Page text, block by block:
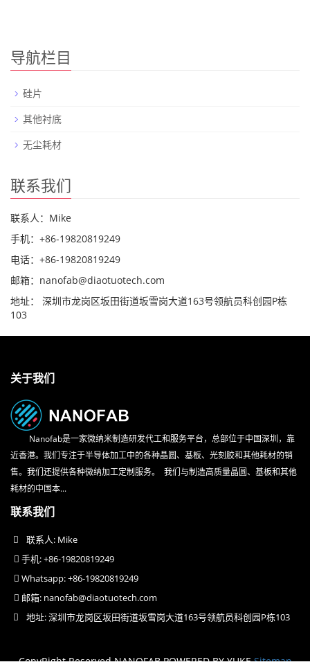
导航栏目
硅片
其他衬底
无尘耗材
联系我们
联系人：Mike
手机：+86-19820819249
电话：+86-19820819249
邮箱：nanofab@diaotuotech.com
地址： 深圳市龙岗区坂田街道坂雪岗大道163号领航员科创园P栋
103
关于我们
Nanofab是一家微纳米制造研发代工和服务平台，总部位于中国深圳，靠
近香港。我们专注于半导体加工中的各种晶圆、基板、光刻胶和其他耗材的销
售。我们还提供各种微纳加工定制服务。 我们与制造高质量晶圆、基板和其他
耗材的中国本...
联系我们
联系人: Mike
手机: +86-19820819249
Whatsapp: +86-19820819249
邮箱: nanofab@diaotuotech.com
地址: 深圳市龙岗区坂田街道坂雪岗大道163号领航员科创园P栋103